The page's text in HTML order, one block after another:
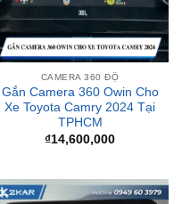
CAMERA 360 ĐỘ
Gắn Camera 360 Owin Cho
Xe Toyota Camry 2024 Tại
TPHCM
₫14,600,000